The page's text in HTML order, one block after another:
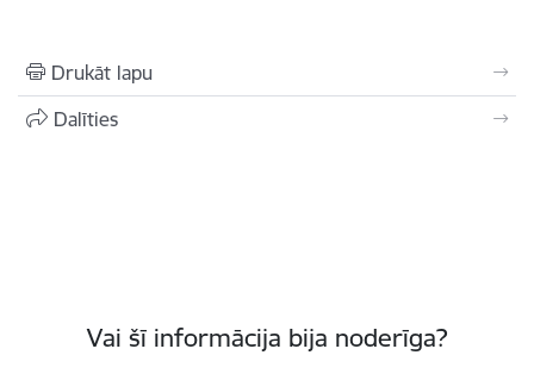
Drukāt lapu
Dalīties
Vai šī informācija bija noderīga?